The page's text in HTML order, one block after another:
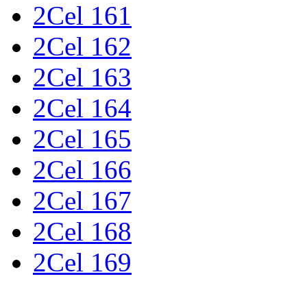
2Cel 161
2Cel 162
2Cel 163
2Cel 164
2Cel 165
2Cel 166
2Cel 167
2Cel 168
2Cel 169